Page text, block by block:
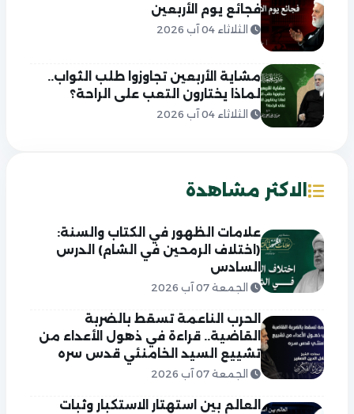
فجائع يوم الأربعين
الثلاثاء 04 آب 2026
مشاية الأربعين تجاوزوا طلب الثواب..
لماذا يختارون التعب على الراحة؟
الثلاثاء 04 آب 2026
الاكثر مشاهدة
علامات الظهور في الكتاب والسنة:
(اختلاف الرمحين في الشام) الدرس
السادس
الجمعة 07 آب 2026
الحرب الناعمة تسقط بالضربة
القاضية.. قراءة في ذهول الأعداء من
تشييع السيد الخامنئي قدس سره
الجمعة 07 آب 2026
العالم بين استهتار الاستكبار وثبات